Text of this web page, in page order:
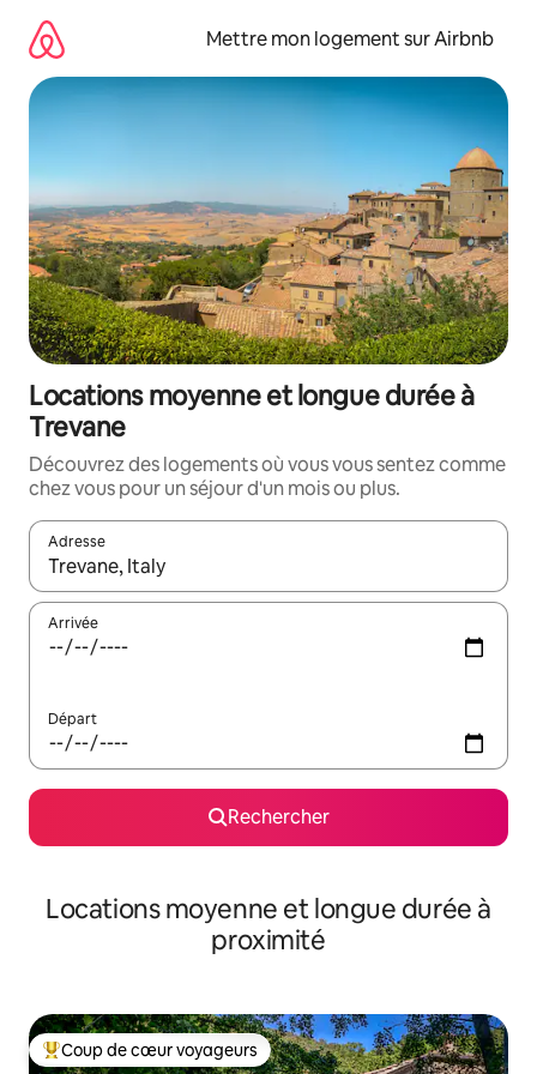
directement
contenu
Mettre mon logement sur Airbnb
Locations moyenne et longue durée à
Trevane
Découvrez des logements où vous vous sentez comme
chez vous pour un séjour d'un mois ou plus.
Adresse
Lorsque les résultats s'affichent, utilisez les flèches vers le
Arrivée
Départ
Rechercher
Locations moyenne et longue durée à
proximité
Coups de cœur voyageurs les plus appréciés
Coup de cœur voyageurs